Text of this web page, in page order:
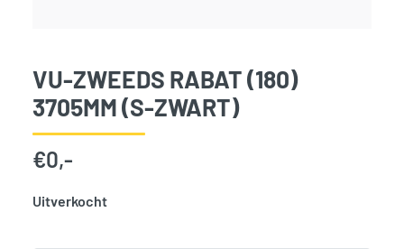
VU-ZWEEDS RABAT (180)
3705MM (S-ZWART)
€0,-
Uitverkocht